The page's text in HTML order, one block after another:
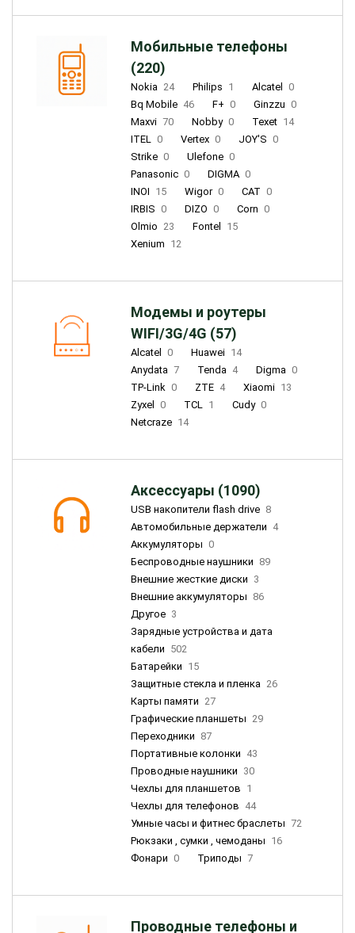
Мобильные телефоны
(220)
Nokia 24 Philips 1 Alcatel
0
Bq Mobile 46 F+ 0 Ginzzu 0
Maxvi 70 Nobby 0 Texet 14
ITEL 0 Vertex 0 JOY'S 0
Strike 0 Ulefone 0
Panasonic 0 DIGMA 0
INOI 15 Wigor 0 CAT 0
IRBIS 0 DIZO 0 Corn 0
Olmio 23 Fontel
15
Xenium 12
Модемы и роутеры
WIFI/3G/4G (57)
Alcatel 0 Huawei 14
Anydata 7 Tenda 4 Digma 0
TP-Link 0 ZTE 4 Xiaomi 13
Zyxel
0 TCL 1 Cudy 0
Netcraze 14
Аксессуары (1090)
USB накопители flash drive 8
Автомобильные держатели 4
Аккумуляторы 0
Беспроводные наушники 89
Внешние жесткие диски 3
Внешние аккумуляторы 86
Другое 3
Зарядные устройства и дата
кабели 502
Батарейки 15
Защитные стекла и пленка 26
Карты памяти 27
Графические планшеты 29
Переходники 87
Портативные колонки 43
Проводные наушники 30
Чехлы для планшетов 1
Чехлы для телефонов 44
Умные часы и фитнес браслеты 72
Рюкзаки , сумки , чемоданы 16
Фонари 0 Триподы 7
Проводные телефоны и